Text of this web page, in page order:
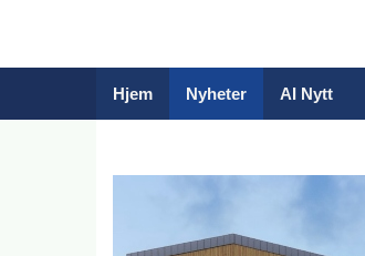
Hjem Nyheter AI Nytt